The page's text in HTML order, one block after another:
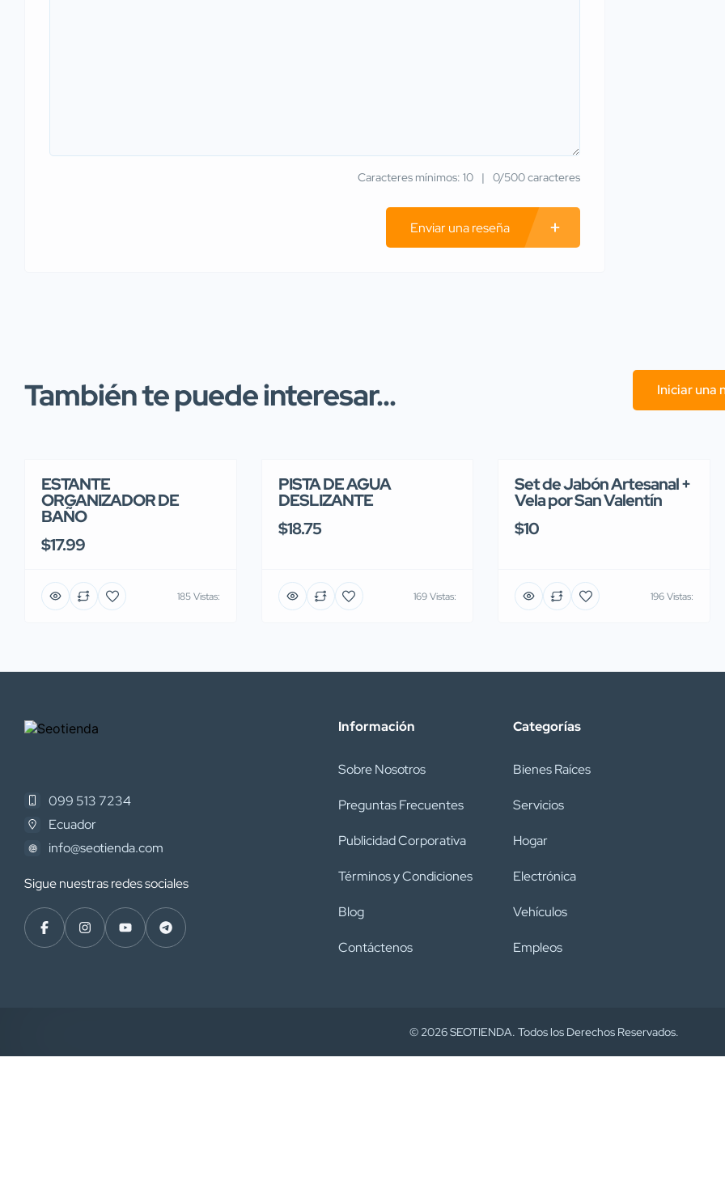
Caracteres mínimos: 10 0/500 caracteres
Enviar una reseña
También te puede interesar... Iniciar una
ESTANTE
ORGANIZADOR DE
BAÑO
$17.99
185 Vistas:
PISTA DE AGUA
DESLIZANTE
$18.75
169 Vistas:
Set de Jabón Artesanal +
Vela por San Valentín
$10
196 Vistas:
099 513 7234
Ecuador
info@seotienda.com
Sigue nuestras redes sociales
Información
Sobre Nosotros
Preguntas Frecuentes
Publicidad Corporativa
Términos y Condiciones
Blog
Contáctenos
Categorías
Bienes Raíces
Servicios
Hogar
Electrónica
Vehículos
Empleos
© 2026 SEOTIENDA. Todos los Derechos Reservados.